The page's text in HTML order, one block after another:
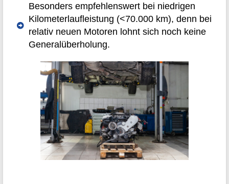
Besonders empfehlenswert bei niedrigen
Kilometerlaufleistung (<70.000 km), denn bei
relativ neuen Motoren lohnt sich noch keine
Generalüberholung.